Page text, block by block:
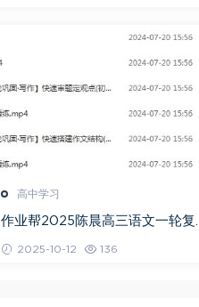
高中学习
作业帮2025陈晨高三语文一轮复
2025-10-12 136